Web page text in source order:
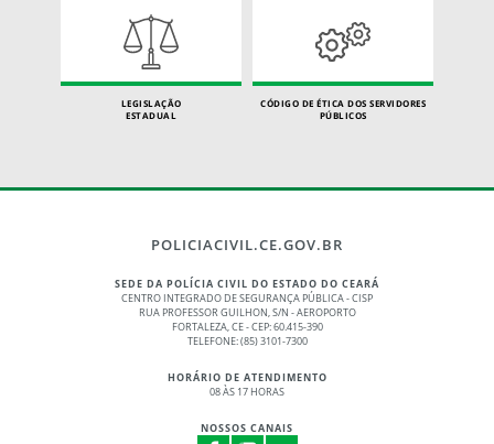
LEGISLAÇÃO
ESTADUAL
CÓDIGO DE ÉTICA DOS SERVIDORES
PÚBLICOS
POLICIACIVIL.CE.GOV.BR
SEDE DA POLÍCIA CIVIL DO ESTADO DO CEARÁ
CENTRO INTEGRADO DE SEGURANÇA PÚBLICA - CISP
RUA PROFESSOR GUILHON, S/N - AEROPORTO
FORTALEZA, CE - CEP: 60.415-390
TELEFONE: (85) 3101-7300
HORÁRIO DE ATENDIMENTO
08 ÀS 17 HORAS
NOSSOS CANAIS